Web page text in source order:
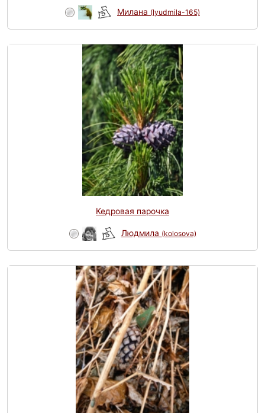
Милана (lyudmila-165)
Кедровая парочка
Людмила (kolosova)